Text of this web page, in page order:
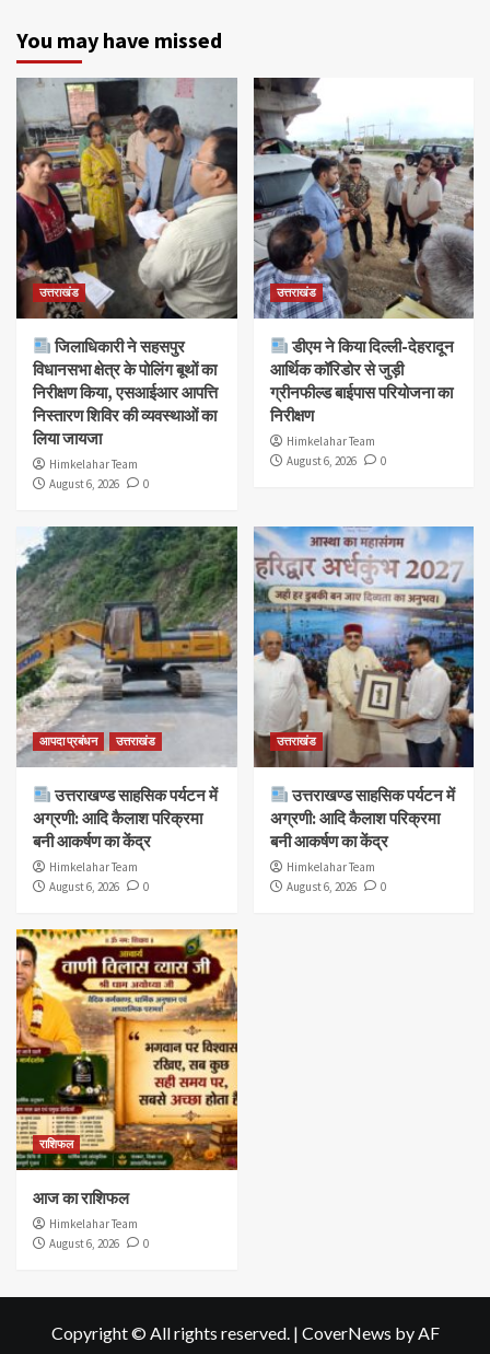
You may have missed
उत्तराखंड
जिलाधिकारी ने सहसपुर
विधानसभा क्षेत्र के पोलिंग बूथों का
निरीक्षण किया, एसआईआर आपत्ति
निस्तारण शिविर की व्यवस्थाओं का
लिया जायजा
Himkelahar Team
August 6, 2026
0
उत्तराखंड
डीएम ने किया दिल्ली-देहरादून
आर्थिक कॉरिडोर से जुड़ी
ग्रीनफील्ड बाईपास परियोजना का
निरीक्षण
Himkelahar Team
August 6, 2026
0
आपदा प्रबंधन उत्तराखंड
उत्तराखण्ड साहसिक पर्यटन में
अग्रणी: आदि कैलाश परिक्रमा
बनी आकर्षण का केंद्र
Himkelahar Team
August 6, 2026
0
उत्तराखंड
उत्तराखण्ड साहसिक पर्यटन में
अग्रणी: आदि कैलाश परिक्रमा
बनी आकर्षण का केंद्र
Himkelahar Team
August 6, 2026
0
राशिफल
आज का राशिफल
Himkelahar Team
August 6, 2026
0
Copyright © All rights reserved. | CoverNews by AF